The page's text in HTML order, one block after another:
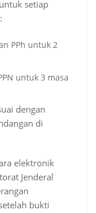
setiap
PPh untuk 2
untuk 3 masa
dengan
di
elektronik
Jenderal
bukti